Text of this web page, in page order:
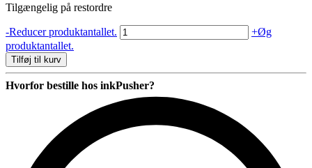
Tilgængelig på restordre
-Reducer produktantallet. Xerox
Drum
Magenta
antal
+Øg
produktantallet.
Tilføj til kurv
Hvorfor bestille hos inkPusher?